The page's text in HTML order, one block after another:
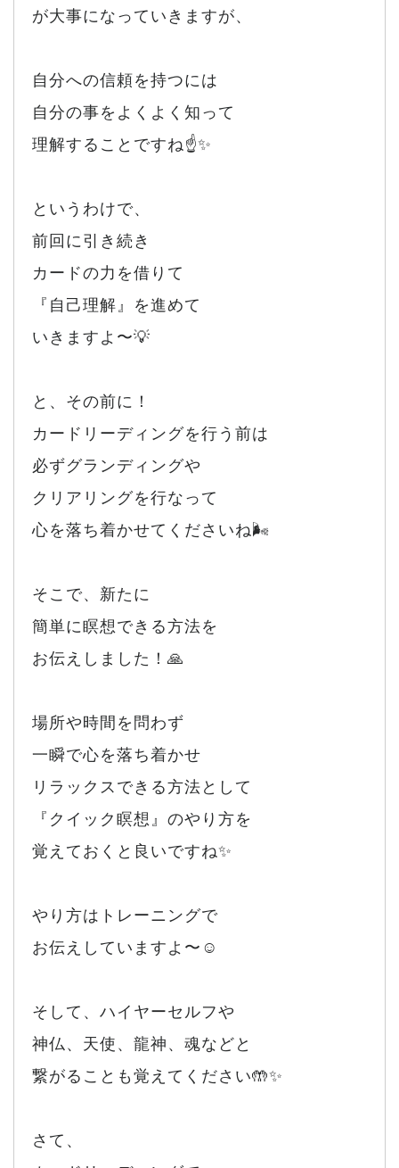
が大事になっていきますが、
自分への信頼を持つには
自分の事をよくよく知って
理解することですね☝️✨
というわけで、
前回に引き続き
カードの力を借りて
『自己理解』を進めて
いきますよ〜💡
と、その前に！
カードリーディングを行う前は
必ずグランディングや
クリアリングを行なって
心を落ち着かせてくださいね🌬️
そこで、新たに
簡単に瞑想できる方法を
お伝えしました！🙏
場所や時間を問わず
一瞬で心を落ち着かせ
リラックスできる方法として
『クイック瞑想』のやり方を
覚えておくと良いですね✨
やり方はトレーニングで
お伝えしていますよ〜☺️
そして、ハイヤーセルフや
神仏、天使、龍神、魂などと
繋がることも覚えてください🤲✨
さて、